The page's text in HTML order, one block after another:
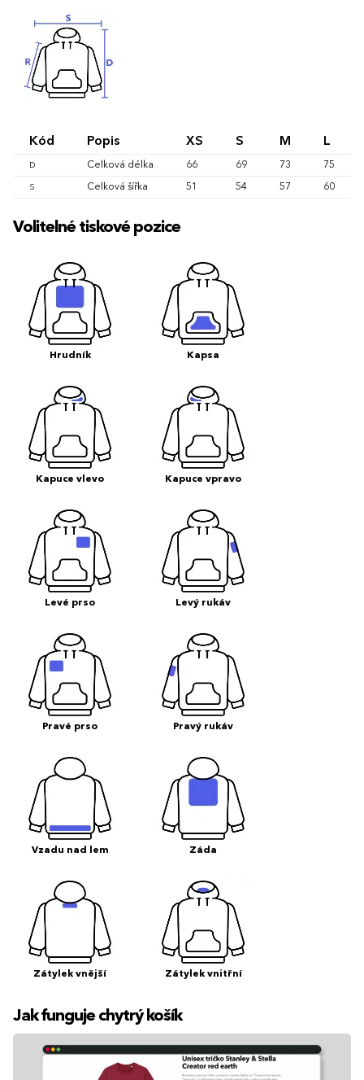
Kód Popis XS S M L
D Celková délka 66 69 73 75
S Celková šířka 51 54 57 60
Volitelné tiskové pozice
Hrudník Kapsa
Kapuce vlevo Kapuce vpravo
Levé prso Levý rukáv
Pravé prso Pravý rukáv
Vzadu nad lem Záda
Zátylek vnější Zátylek vnitřní
Jak funguje chytrý košík